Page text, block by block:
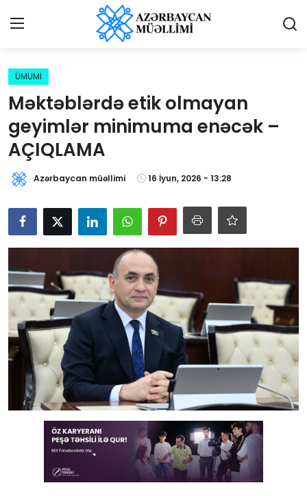
Qəzetə elan ver
Əlaqə
Haqqımızda
Reklam və elan
Biz kimik?
Bütün xəbərlər
Gündəlik
Rəsmi
Təhsil
Müsahibə
Elm və innovasiya
ÜMUMİ
Məktəblərdə etik olmayan
geyimlər minimuma enəcək –
AÇIQLAMA
Azərbaycan müəllimi 16 İyun, 2026 - 13:28